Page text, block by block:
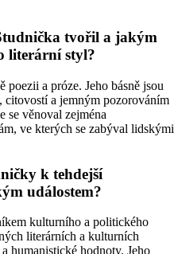
tvořil a jakým
literární styl?
a próze. Jeho básně jsou
a jemným pozorováním
se věnoval zejména
ve kterých se zabýval lidskými
k tehdejší
událostem?
kulturního a politického
literárních a kulturních
humanistické hodnoty. Jeho